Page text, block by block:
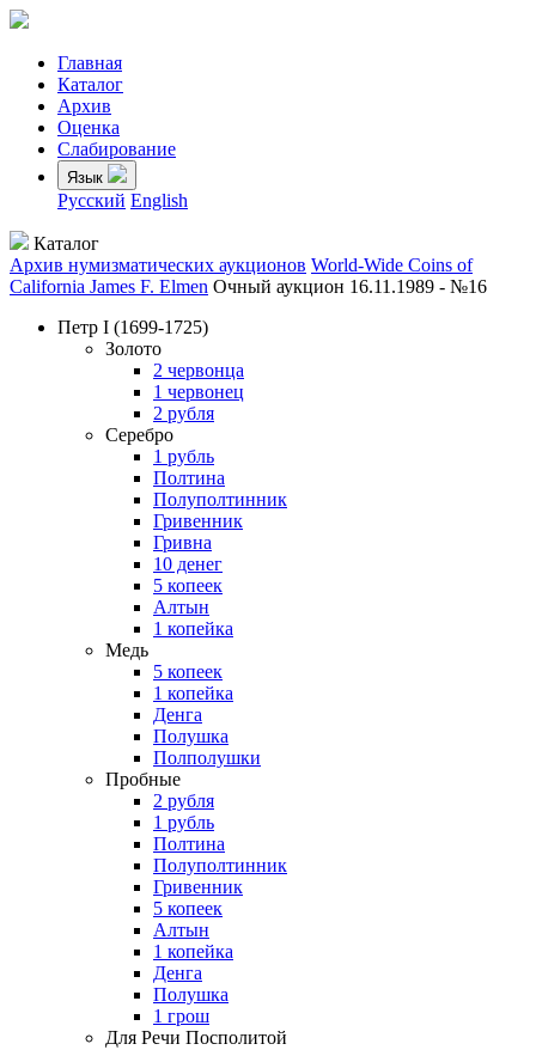
Главная
Каталог
Архив
Оценка
Слабирование
Язык
Русский English
Каталог
Архив нумизматических аукционов World-Wide Coins of
California James F. Elmen Очный аукцион 16.11.1989 - №16
Петр I (1699-1725)
Золото
2 червонца
1 червонец
2 рубля
Серебро
1 рубль
Полтина
Полуполтинник
Гривенник
Гривна
10 денег
5 копеек
Алтын
1 копейка
Медь
5 копеек
1 копейка
Денга
Полушка
Полполушки
Пробные
2 рубля
1 рубль
Полтина
Полуполтинник
Гривенник
5 копеек
Алтын
1 копейка
Денга
Полушка
1 грош
Для Речи Посполитой